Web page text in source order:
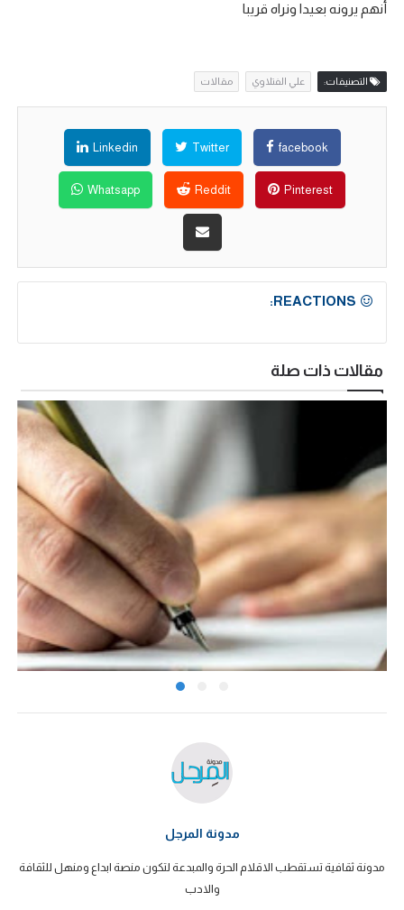
أنهم يرونه بعيدا ونراه قريبا
التصنيفات: علي الفتلاوي مقالات
facebook
Twitter
Linkedin
Pinterest
Reddit
Whatsapp
REACTIONS:
مقالات ذات صلة
مدونة المرجل
مدونة ثقافية تستقطب الاقلام الحرة والمبدعة لتكون منصة ابداع ومنهل للثقافة
والادب